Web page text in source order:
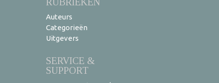
Auteurs
Categorieën
Uitgevers
SERVICE &
SUPPORT